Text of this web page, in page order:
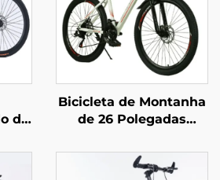
de
para
e
Bicicleta de Montanha
de 26 Polegadas
Disco Duplo,
Velocidade Variável,